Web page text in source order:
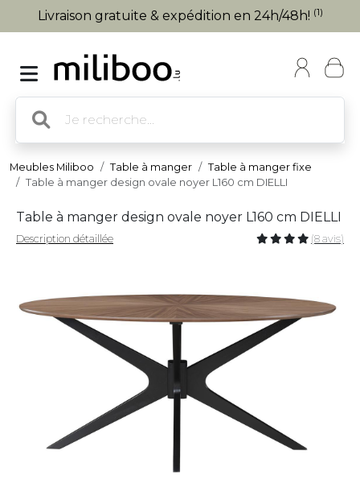
Livraison gratuite & expédition en 24h/48h! (1)
Meubles Miliboo Table à manger
Table à manger fixe
Table à manger design ovale noyer L160 cm DIELLI
Table à manger design ovale noyer L160 cm DIELLI
Description détaillée (8 avis)